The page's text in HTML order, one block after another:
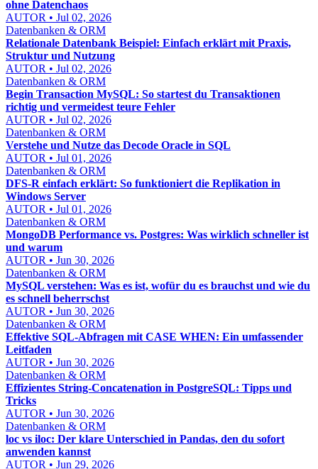
ohne Datenchaos
AUTOR • Jul 02, 2026
Datenbanken & ORM
Relationale Datenbank Beispiel: Einfach erklärt mit Praxis,
Struktur und Nutzung
AUTOR • Jul 02, 2026
Datenbanken & ORM
Begin Transaction MySQL: So startest du Transaktionen
richtig und vermeidest teure Fehler
AUTOR • Jul 02, 2026
Datenbanken & ORM
Verstehe und Nutze das Decode Oracle in SQL
AUTOR • Jul 01, 2026
Datenbanken & ORM
DFS-R einfach erklärt: So funktioniert die Replikation in
Windows Server
AUTOR • Jul 01, 2026
Datenbanken & ORM
MongoDB Performance vs. Postgres: Was wirklich schneller ist
und warum
AUTOR • Jun 30, 2026
Datenbanken & ORM
MySQL verstehen: Was es ist, wofür du es brauchst und wie du
es schnell beherrschst
AUTOR • Jun 30, 2026
Datenbanken & ORM
Effektive SQL-Abfragen mit CASE WHEN: Ein umfassender
Leitfaden
AUTOR • Jun 30, 2026
Datenbanken & ORM
Effizientes String-Concatenation in PostgreSQL: Tipps und
Tricks
AUTOR • Jun 30, 2026
Datenbanken & ORM
loc vs iloc: Der klare Unterschied in Pandas, den du sofort
anwenden kannst
AUTOR • Jun 29, 2026